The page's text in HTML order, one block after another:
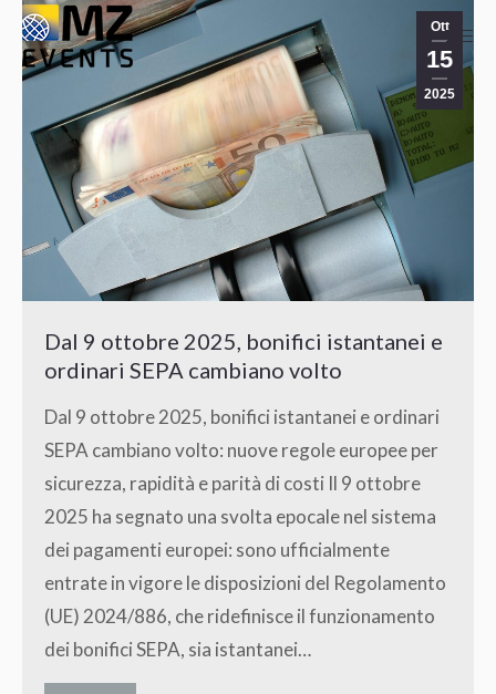
Ott
15
2025
Dal 9 ottobre 2025, bonifici istantanei e
ordinari SEPA cambiano volto
Dal 9 ottobre 2025, bonifici istantanei e ordinari
SEPA cambiano volto: nuove regole europee per
sicurezza, rapidità e parità di costi Il 9 ottobre
2025 ha segnato una svolta epocale nel sistema
dei pagamenti europei: sono ufficialmente
entrate in vigore le disposizioni del Regolamento
(UE) 2024/886, che ridefinisce il funzionamento
dei bonifici SEPA, sia istantanei…